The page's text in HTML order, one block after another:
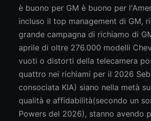
è buono per GM è buono per
incluso il top management di GM,
grande campagna di richiamo di
aprile di oltre 276.000 modelli
vuoti o distorti della telecamera
quattro nei richiami per il 2026
consociata KIA) siano nella metà
qualità e affidabilità(secondo un
Powers del 2026), stanno avendo